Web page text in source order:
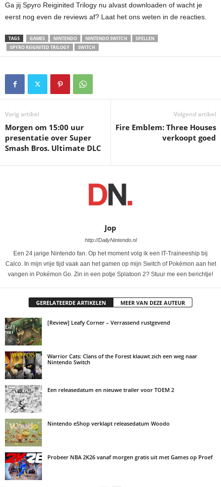
Ga jij Spyro Reiginited Trilogy nu alvast downloaden of wacht je
eerst nog even de reviews af? Laat het ons weten in de reacties.
TAGS GAMES NINTENDO NINTENDO SWITCH
SPELLEN
SPYRO REIGNITED TRILOGY
SWITCH
Vorig artikel
Morgen om 15:00 uur
presentatie over Super
Smash Bros. Ultimate DLC
Volgend artikel
Fire Emblem: Three Houses
verkoopt goed
Jop
http://DailyNintendo.nl
Een 24 jarige Nintendo fan. Op het moment volg ik een IT-Traineeship bij
Calco. In mijn vrije tijd vaak aan het gamen op mijn Switch of Pokémon aan het
vangen in Pokémon Go. Zin in een potje Splatoon 2? Stuur me een berichtje!
GERELATEERDE ARTIKELEN MEER VAN DEZE AUTEUR
[Review] Leafy Corner – Verrassend rustgevend
Warrior Cats: Clans of the Forest klauwt zich een weg naar
Nintendo Switch
Een releasedatum en nieuwe trailer voor TOEM 2
Nintendo eShop verklapt releasedatum Woodo
Probeer NBA 2K26 vanaf morgen gratis uit met Games op Proef